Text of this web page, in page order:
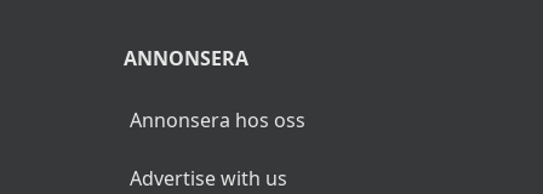
ANNONSERA
Annonsera hos oss
Advertise with us